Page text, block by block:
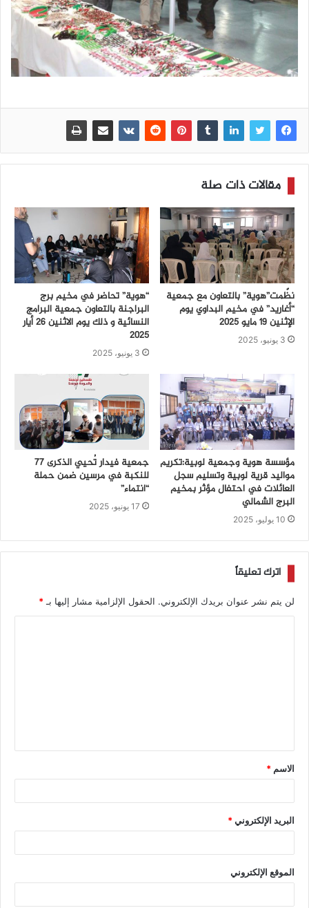
مقالات ذات صلة
نظّمت”هوية” بالتعاون مع جمعية
“أغاريد” في مخيم البداوي يوم
الإثنين 19 مايو 2025
3 يونيو، 2025
“هوية” تحاضر في مخيم برج
البراجنة بالتعاون جمعية البرامج
النسائية و ذلك يوم الاثنين 26 أيار
2025
3 يونيو، 2025
مؤسسة هوية وجمعية لوبية:تكريم
مواليد قرية لوبية وتسليم سجل
العائلات في احتفال مؤثر بمخيم
البرج الشمالي
10 يوليو، 2025
جمعية فيدار تُحيي الذكرى 77
للنكبة في مرسين ضمن حملة
“انتماء”
17 يونيو، 2025
اترك تعليقاً
لن يتم نشر عنوان بريدك الإلكتروني. الحقول الإلزامية مشار إليها بـ*
الاسم *
البريد الإلكتروني*
الموقع الإلكتروني